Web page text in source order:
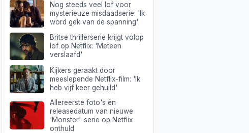
Nog steeds veel lof voor
mysterieuze misdaadserie: 'Ik
word gek van de spanning'
Britse thrillerserie krijgt volop
lof op Netflix: 'Meteen
verslaafd'
Kijkers geraakt door
meeslepende Netflix-film: 'Ik
heb vijf keer gehuild'
Allereerste foto's én
releasedatum van nieuwe
'Monster'-serie op Netflix
onthuld